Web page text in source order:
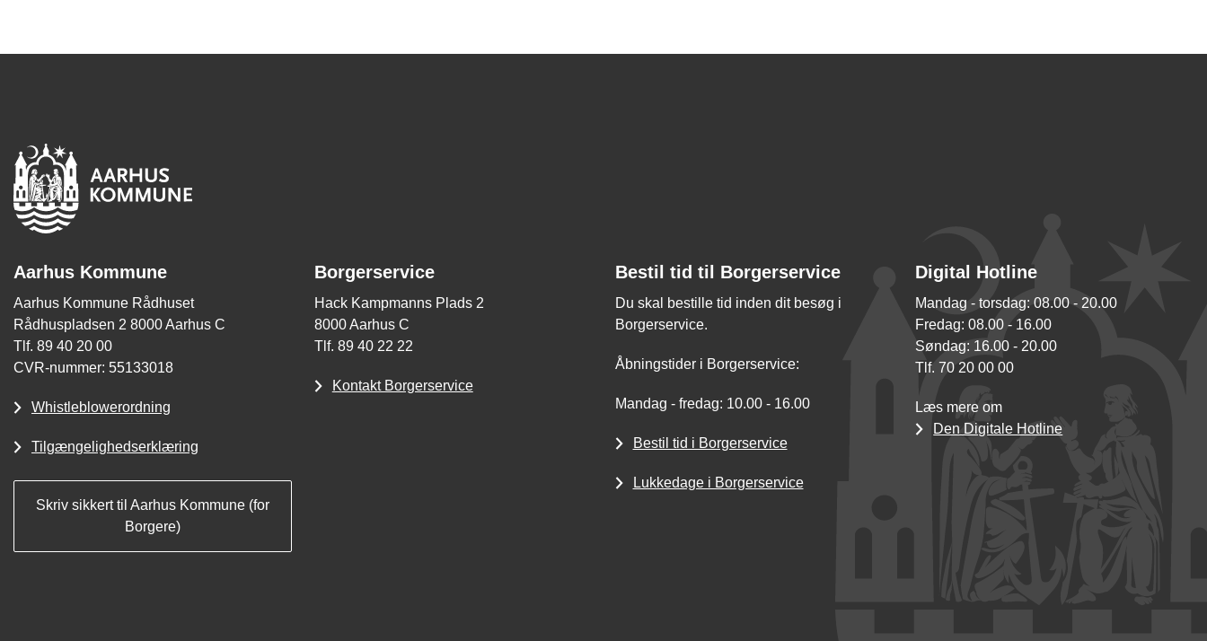
Aarhus Kommune
Aarhus Kommune Rådhuset
Rådhuspladsen 2 8000 Aarhus C
Tlf. 89 40 20 00
CVR-nummer: 55133018
Whistleblowerordning
Tilgængelighedserklæring
Skriv sikkert til Aarhus Kommune (for
Borgere)
Borgerservice
Hack Kampmanns Plads 2
8000 Aarhus C
Tlf. 89 40 22 22
Kontakt Borgerservice
Bestil tid til Borgerservice
Du skal bestille tid inden dit besøg i
Borgerservice.
Åbningstider i Borgerservice:
Mandag - fredag: 10.00 - 16.00
Bestil tid i Borgerservice
Lukkedage i Borgerservice
Digital Hotline
Mandag - torsdag: 08.00 - 20.00
Fredag: 08.00 - 16.00
Søndag: 16.00 - 20.00
Tlf. 70 20 00 00
Læs mere om
Den Digitale Hotline